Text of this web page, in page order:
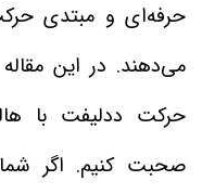
حرفه‌ای و مبتدی
می‌دهند. در این
حرکت ددلیفت با
صحبت کنیم. اگر شما